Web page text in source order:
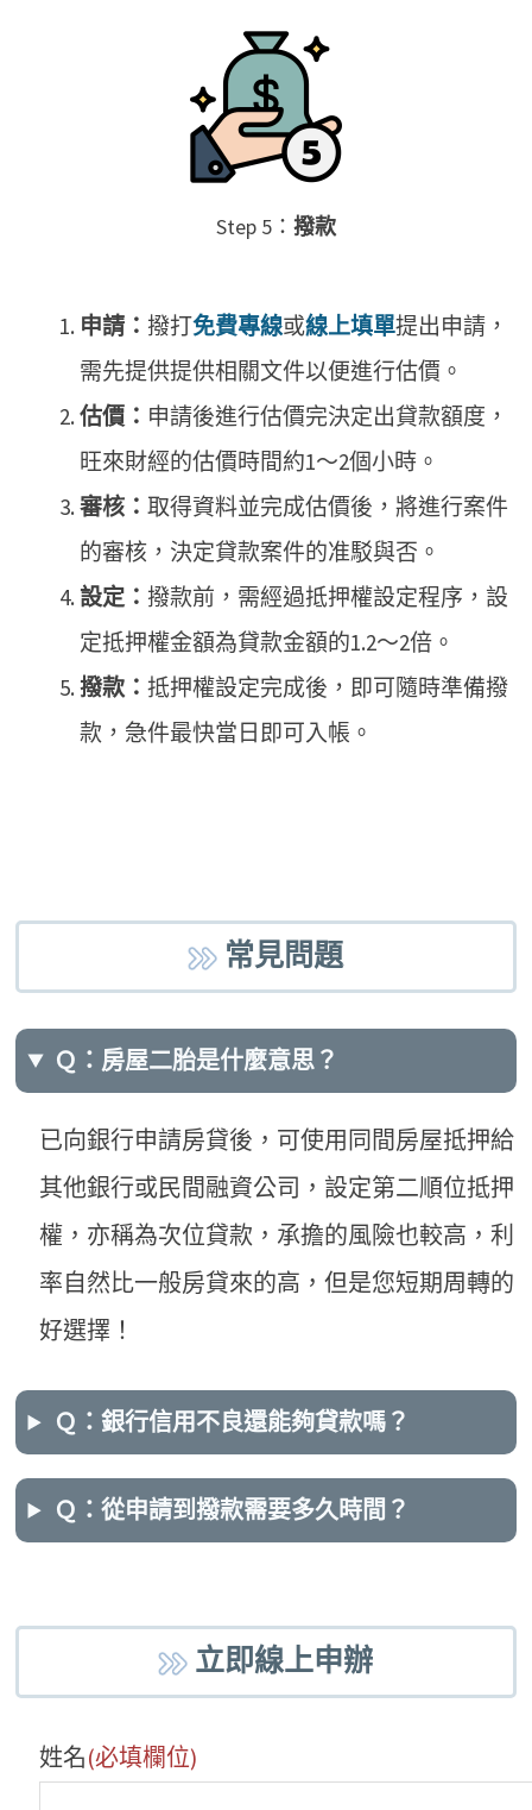
Step 5：撥款
申請： 撥打免費專線或線上填單提出申請，
需先提供提供相關文件以便進行估價。
估價： 申請後進行估價完決定出貸款額度，
旺來財經的估價時間約1～2個小時。
審核：取得資料並完成估價後，將進行案件
的審核，決定貸款案件的准駁與否。
設定： 撥款前，需經過抵押權設定程序，設
定抵押權金額為貸款金額的1.2～2倍。
撥款：抵押權設定完成後，即可隨時準備撥
款，急件最快當日即可入帳。
常見問題
Ｑ：房屋二胎是什麼意思？
已向銀行申請房貸後，可使用同間房屋抵押給
其他銀行或民間融資公司，設定第二順位抵押
權，亦稱為次位貸款，承擔的風險也較高，利
率自然比一般房貸來的高，但是您短期周轉的
好選擇！
Ｑ：銀行信用不良還能夠貸款嗎？
Ｑ：從申請到撥款需要多久時間？
立即線上申辦
姓名(必填欄位)